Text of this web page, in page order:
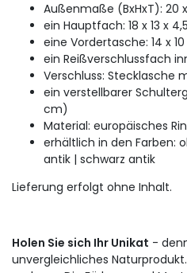
Außenmaße (BxHxT): 20
ein Hauptfach: 18 x 13 x
eine Vordertasche: 14 x
ein Reißverschlussfach
Verschluss: Stecklasche
ein verstellbarer
cm)
Material: europäisches
erhältlich in den Farben:
antik | schwarz antik
Lieferung erfolgt ohne Inhalt.
Holen Sie sich Ihr Unikat -
unvergleichliches